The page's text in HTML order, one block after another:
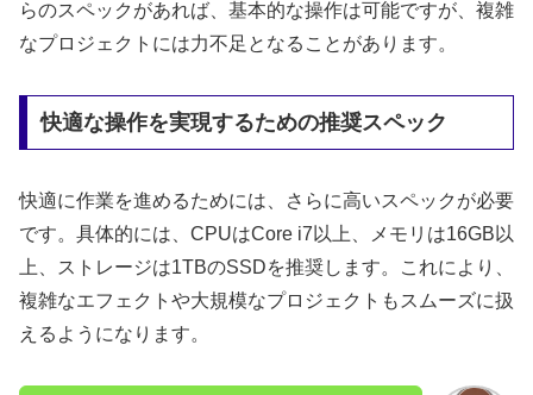
らのスペックがあれば、基本的な操作は可能ですが、複雑
なプロジェクトには力不足となることがあります。
快適な操作を実現するための推奨スペック
快適に作業を進めるためには、さらに高いスペックが必要
です。具体的には、CPUはCore i7以上、メモリは16GB以
上、ストレージは1TBのSSDを推奨します。これにより、
複雑なエフェクトや大規模なプロジェクトもスムーズに扱
えるようになります。